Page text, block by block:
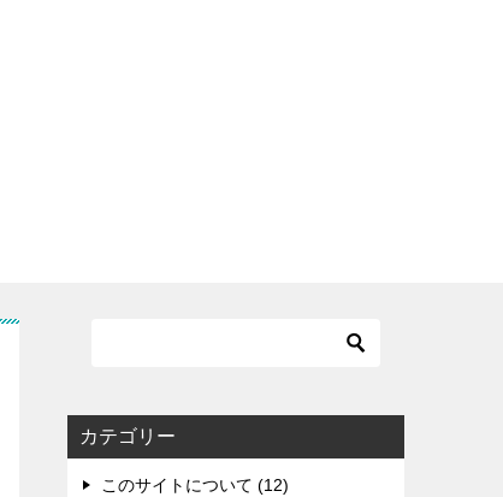
カテゴリー
このサイトについて (12)